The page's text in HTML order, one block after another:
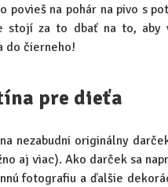
povieš na pohár na pivo s
stojí za to dbať na to,
do čierneho!
pre dieťa
nezabudni originálny
aj viac). Ako darček sa
fotografiu a ďalšie